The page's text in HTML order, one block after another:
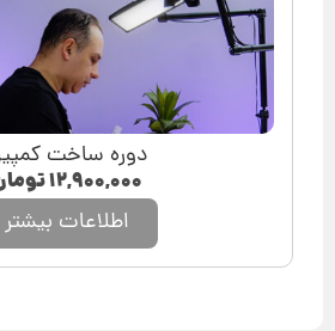
دوره ساخت
۱۲,۹۰۰,۰۰۰
اطلاعات بیشتر